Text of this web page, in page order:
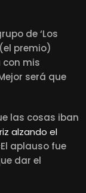
de ‘Los
premio)
con mis
será que
las cosas iban
alzando el
El aplauso fue
dar el